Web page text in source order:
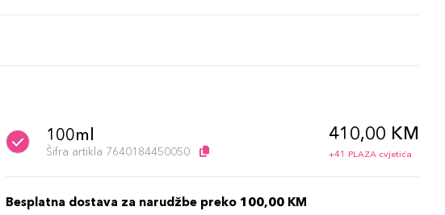
100ml
Šifra artikla 7640184450050
410,00 KM
+41 PLAZA cvjetića
Besplatna dostava za narudžbe preko 100,00 KM